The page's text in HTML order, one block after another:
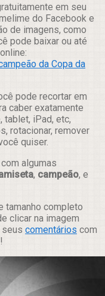
em seu
do Facebook e
de imagens, como
pode baixar ou até
da Copa da
pode recortar em
caber exatamente
tablet, iPad, etc,
rotacionar, remover
quiser.
algumas
, campeão, e
tamanho completo
clicar na imagem
seus comentários com